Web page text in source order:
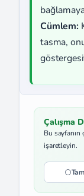
Cümlem:
tasma,
Çalışma
Bu
işaretleyin.